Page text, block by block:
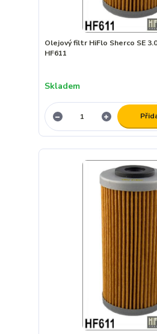
Olejový filtr HiFlo Sherco SE
HF611
Skladem